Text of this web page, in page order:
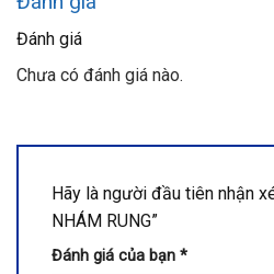
Đánh giá
Chưa có đánh giá nào.
Hãy là người đầu tiên nhận
NHÁM RUNG”
Đánh giá của bạn *